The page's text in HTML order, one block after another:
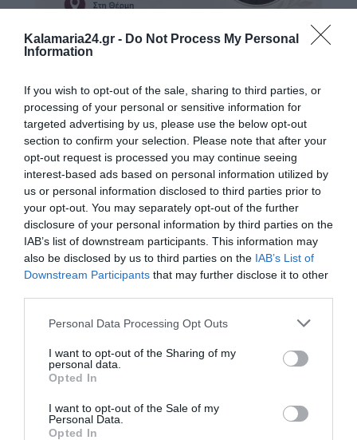
Kalamaria24.gr - Do Not Process My Personal
Information
If you wish to opt-out of the sale, sharing to third parties, or
processing of your personal or sensitive information for
targeted advertising by us, please use the below opt-out
section to confirm your selection. Please note that after your
opt-out request is processed you may continue seeing
interest-based ads based on personal information utilized by
us or personal information disclosed to third parties prior to
your opt-out. You may separately opt-out of the further
disclosure of your personal information by third parties on the
IAB’s list of downstream participants. This information may
also be disclosed by us to third parties on the IAB’s List of
Downstream Participants that may further disclose it to other
Personal Data Processing Opt Outs
I want to opt-out of the Sharing of my
personal data.
Opted In
I want to opt-out of the Sale of my
Personal Data.
Opted In